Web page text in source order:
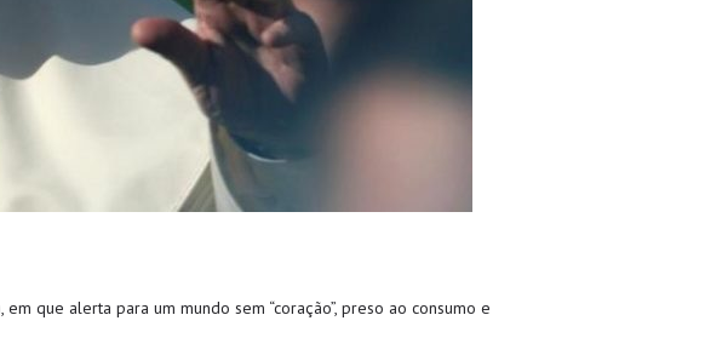
que alerta para um mundo sem “coração”, preso ao consumo e